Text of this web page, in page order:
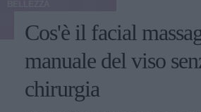
Cos'è il facial
manuale del viso
chirurgia